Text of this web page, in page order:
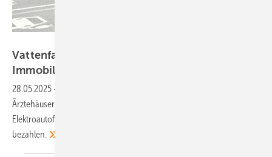
Vattenfall baut 400 Ladesäulen an
Immobilienstandorten von
28.05.2025 -
Ärztehäusern, Studentenwohnheimen und Supermärkten.
Elektroautofahrer können den Ladestrom digital direkt vor Ort
bezahlen.